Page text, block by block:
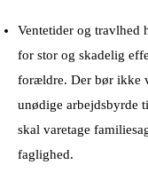
Ventetider og travlhed
for stor og skadelig
forældre. Der bør ikke
unødige arbejdsbyrde
skal varetage
faglighed.